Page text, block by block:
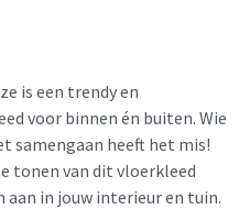
is een trendy en
voor binnen én buiten. Wie
samengaan heeft het mis!
tonen van dit vloerkleed
aan in jouw interieur en tuin.